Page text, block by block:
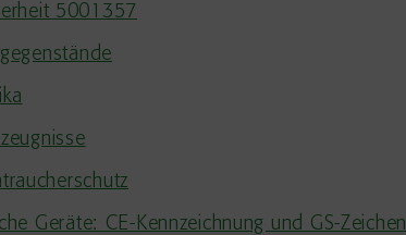
5001357
Geräte: CE-Kennzeichnung und GS-Zeichen